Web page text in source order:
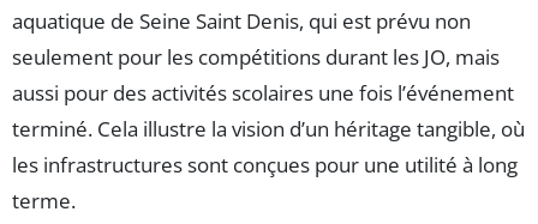
aquatique de Seine Saint Denis, qui est prévu non
seulement pour les compétitions durant les JO, mais
aussi pour des activités scolaires une fois l’événement
terminé. Cela illustre la vision d’un héritage tangible, où
les infrastructures sont conçues pour une utilité à long
terme.